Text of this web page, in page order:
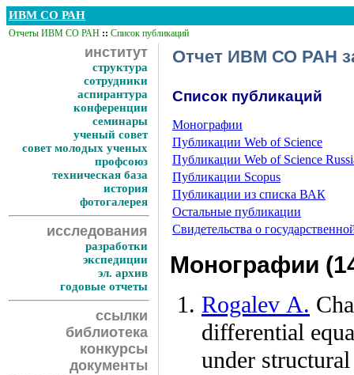
ИВМ СО РАН
Отчеты ИВМ СО РАН :: Список публикаций
институт
структура
сотрудники
аспирантура
конференции
семинары
ученый совет
совет молодых ученых
профсоюз
техническая база
история
фотогалерея
исследования
разработки
экспедиции
эл. архив
годовые отчеты
ссылки
библиотека
конкурсы
документы
Отчет ИВМ СО РАН
Список публикаций
Монографии
Публикации Web of Science
Публикации Web of Science
Публикации Scopus
Публикации из списка ВАК
Остальные публикации
Свидетельства о
Монографии
Rogalev A.
differential
under